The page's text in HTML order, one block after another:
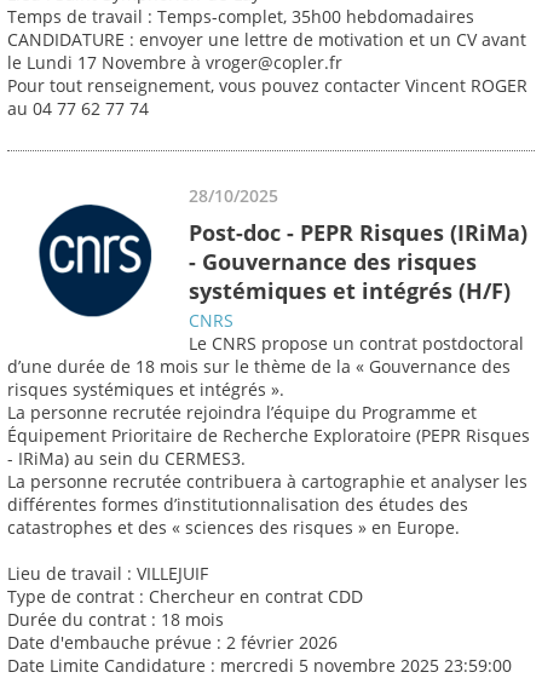
Temps de travail : Temps-complet, 35h00 hebdomadaires
CANDIDATURE : envoyer une lettre de motivation et un CV avant
le Lundi 17 Novembre à vroger@copler.fr
Pour tout renseignement, vous pouvez contacter Vincent ROGER
au 04 77 62 77 74
28/10/2025
Post-doc - PEPR Risques (IRiMa)
- Gouvernance des risques
systémiques et intégrés (H/F)
CNRS
Le CNRS propose un contrat postdoctoral
d’une durée de 18 mois sur le thème de la « Gouvernance des
risques systémiques et intégrés ».
La personne recrutée rejoindra l’équipe du Programme et
Équipement Prioritaire de Recherche Exploratoire (PEPR Risques
- IRiMa) au sein du CERMES3.
La personne recrutée contribuera à cartographie et analyser les
différentes formes d’institutionnalisation des études des
catastrophes et des « sciences des risques » en Europe.
Lieu de travail : VILLEJUIF
Type de contrat : Chercheur en contrat CDD
Durée du contrat : 18 mois
Date d'embauche prévue : 2 février 2026
Date Limite Candidature : mercredi 5 novembre 2025 23:59:00